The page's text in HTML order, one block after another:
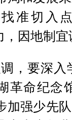
准切入
，因地制
，要深入
革命纪念
加强少先